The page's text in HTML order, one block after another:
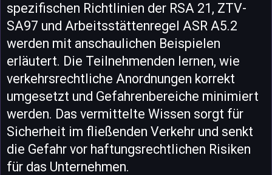
spezifischen Richtlinien der RSA 21, ZTV-
SA97 und Arbeitsstättenregel ASR A5.2
werden mit anschaulichen Beispielen
erläutert. Die Teilnehmenden lernen, wie
verkehrsrechtliche Anordnungen korrekt
umgesetzt und Gefahrenbereiche minimiert
werden. Das vermittelte Wissen sorgt für
Sicherheit im fließenden Verkehr und senkt
die Gefahr vor haftungsrechtlichen Risiken
für das Unternehmen.